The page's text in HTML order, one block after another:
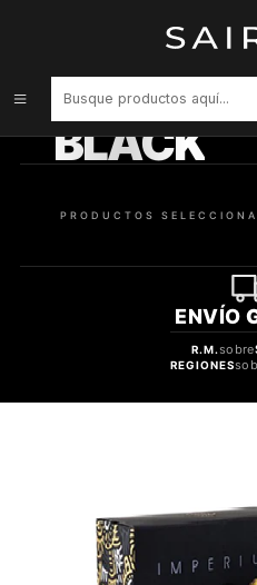
PERFUME FRAGRANCE WORLD
BLACK
PRODUCTOS
ENVÍO
R.M.sobre
REGIONES